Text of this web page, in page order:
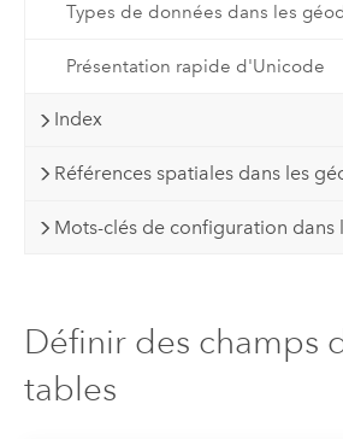
Types de données dans les
Présentation rapide d'Unicode
Index
Références spatiales dans les
Mots-clés de configuration dans
Définir des champs
tables